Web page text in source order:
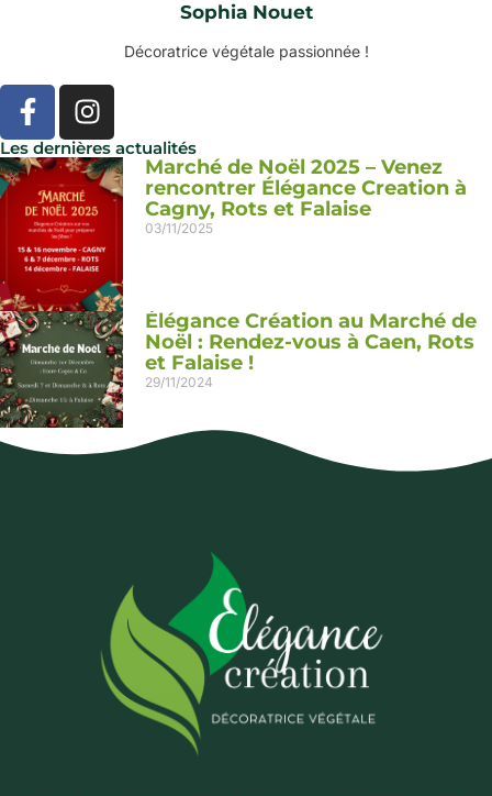
Sophia Nouet
Décoratrice végétale passionnée !
Les dernières actualités
Marché de Noël 2025 – Venez
rencontrer Élégance Creation à
Cagny, Rots et Falaise
03/11/2025
Élégance Création au Marché de
Noël : Rendez-vous à Caen, Rots
et Falaise !
29/11/2024